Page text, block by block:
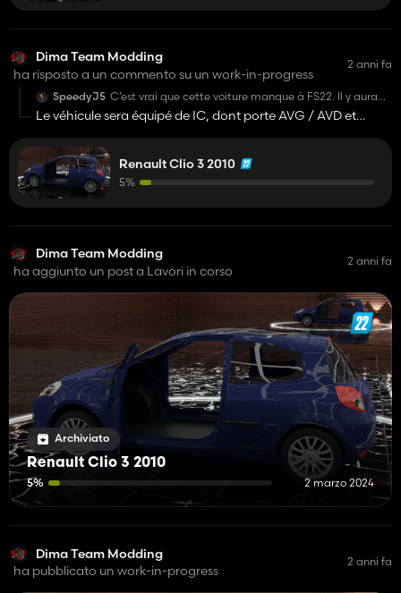
Dima Team Modding
ha risposto a un commento su un work-in-progress
2 anni fa
SpeedyJ5 C’est vrai que cette voiture manque à FS22. Il y aura
Le véhicule sera équipé de IC, dont porte AVG / AVD et
Je ne promets rien mais je vais quand meme essayé de faire
quelque chose de RP que ça soit en terme de (Prix, bruit,
planche de bord...)
Renault Clio 3 2010
5%
Dima Team Modding
ha aggiunto un post a Lavori in corso
2 anni fa
Archiviato
Renault Clio 3 2010
5% 2 marzo 2024
Dima Team Modding
ha pubblicato un work-in-progress
2 anni fa